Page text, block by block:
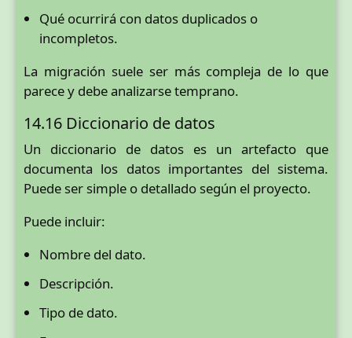
Qué ocurrirá con datos duplicados o
incompletos.
La migración suele ser más compleja de lo que
parece y debe analizarse temprano.
14.16 Diccionario de datos
Un diccionario de datos es un artefacto que
documenta los datos importantes del sistema.
Puede ser simple o detallado según el proyecto.
Puede incluir:
Nombre del dato.
Descripción.
Tipo de dato.